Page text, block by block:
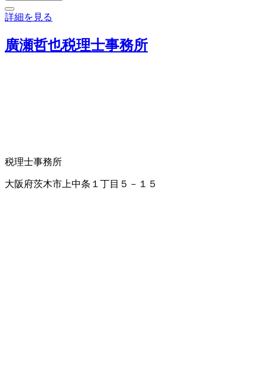
詳細を見る
廣瀬哲也税理士事務所
税理士事務所
大阪府茨木市上中条１丁目５－１５